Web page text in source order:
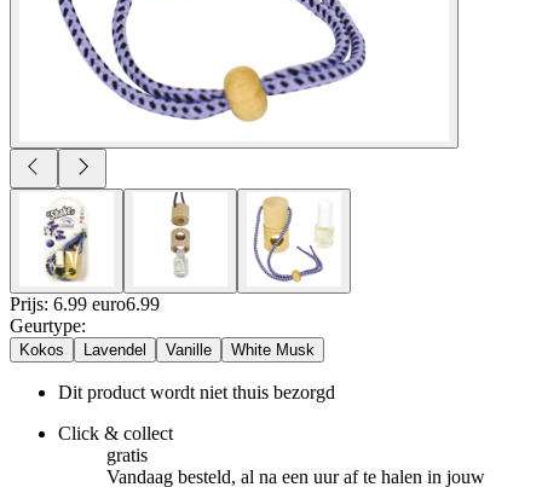
Prijs: 6.99 euro6.99
Geurtype:
Kokos Lavendel Vanille White Musk
Dit product wordt niet thuis bezorgd
Click & collect
gratis
Vandaag besteld, al na een uur af te halen in jouw